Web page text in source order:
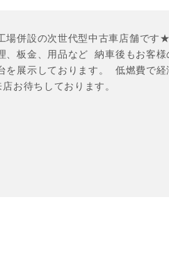
併設の次世代型中古車店舗です
、板金、用品など  納車後もお客様
を展示しております。  低燃費で
お待ちしております。